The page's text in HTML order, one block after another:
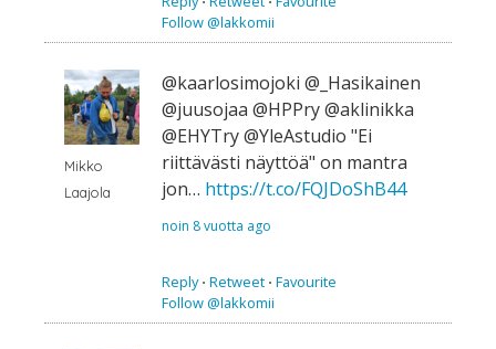
Follow @lakkomii
Mikko
Laajola
@kaarlosimojoki @_Hasikainen
@juusojaa @HPPry @aklinikka
@EHYTry @YleAstudio "Ei
riittävästi näyttöä" on mantra
jon… https://t.co/FQJDoShB44
noin 8 vuotta ago
Reply⋅ Retweet ⋅ Favourite
Follow @lakkomii